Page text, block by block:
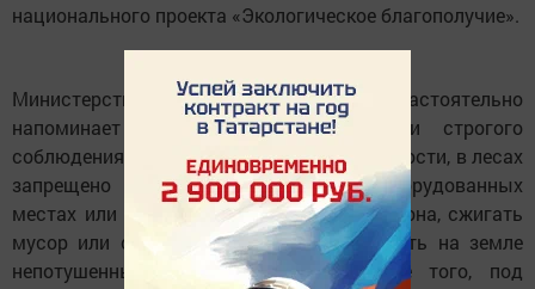
национального проекта «Экологическое благополучие».
Министерство лесного хозяйства РТ настоятельно
напоминает жителям о необходимости строгого
соблюдения правил безопасности. В частности, в лесах
запрещено разводить костры в необорудованных
местах или в период пожароопасного сезона, сжигать
мусор или сухую траву, а также оставлять на земле
непотушенные окурки и спички. Кроме того, под